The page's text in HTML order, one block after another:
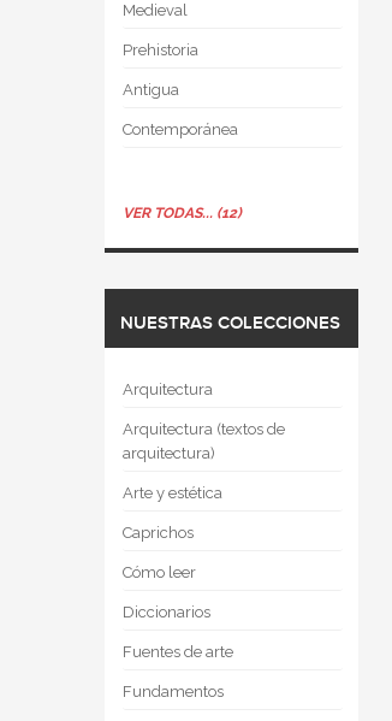
Medieval
Prehistoria
Antigua
Contemporánea
VER TODAS... (12)
NUESTRAS COLECCIONES
Arquitectura
Arquitectura (textos de
arquitectura)
Arte y estética
Caprichos
Cómo leer
Diccionarios
Fuentes de arte
Fundamentos